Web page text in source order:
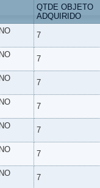
QTDE OBJETO
ADQUIRIDO
7
7
7
7
7
7
7